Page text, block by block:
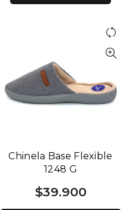
Chinela Base Flexible
1248 G
$39.900